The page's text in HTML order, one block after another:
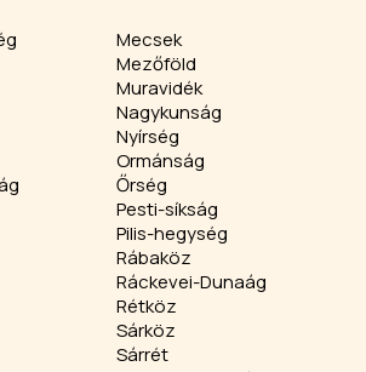
Mecsek
Mezőföld
Muravidék
Nagykunság
Nyírség
Ormánság
Őrség
Pesti-síkság
Pilis-hegység
Rábaköz
Ráckevei-Dunaág
Rétköz
Sárköz
Sárrét